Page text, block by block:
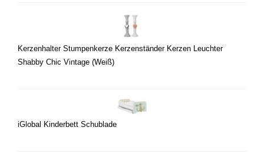
Kerzenhalter Stumpenkerze Kerzenständer Kerzen Leuchter
Shabby Chic Vintage (Weiß)
iGlobal Kinderbett Schublade